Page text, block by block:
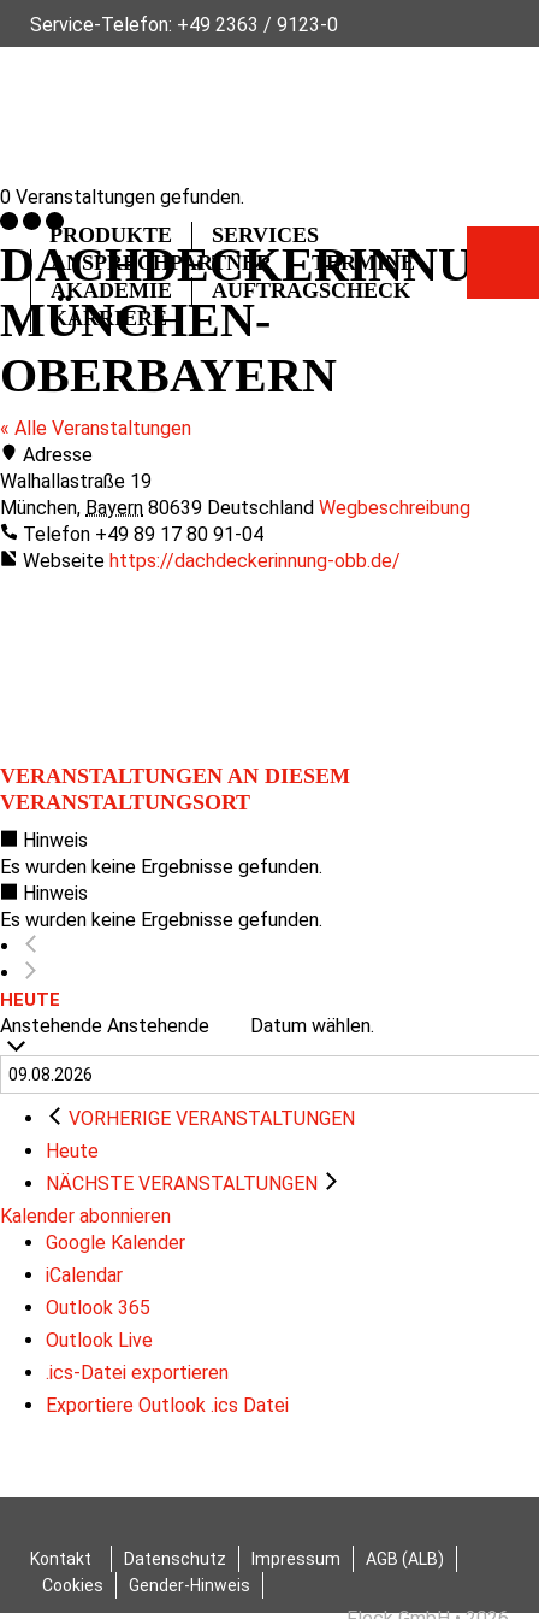
Service-Telefon: +49 2363 / 9123-0
PRODUKTE
SERVICES
ANSPRECHPARTNER
TERMINE
AKADEMIE
AUFTRAGSCHECK
KARRIERE
0 Veranstaltungen gefunden.
MÜNCHEN-
OBERBAYERN
« Alle Veranstaltungen
Adresse
Walhallastraße 19
München, Bayern 80639 Deutschland Wegbeschreibung
Telefon +49 89 17 80 91-04
Webseite https://dachdeckerinnung-obb.de/
VERANSTALTUNGEN AN DIESEM
VERANSTALTUNGSORT
Hinweis
Es wurden keine Ergebnisse gefunden.
Hinweis
Es wurden keine Ergebnisse gefunden.
HEUTE
Anstehende Anstehende Datum wählen.
VORHERIGE VERANSTALTUNGEN
Heute
NÄCHSTE VERANSTALTUNGEN
Kalender abonnieren
Google Kalender
iCalendar
Outlook 365
Outlook Live
.ics-Datei exportieren
Exportiere Outlook .ics Datei
Kontakt Datenschutz Impressum
AGB (ALB)
Cookies
Gender-Hinweis